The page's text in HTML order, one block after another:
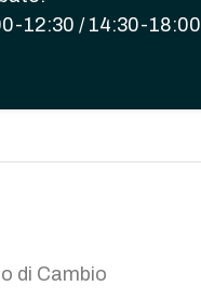
12:30 / 14:30-18:00
di Cambio